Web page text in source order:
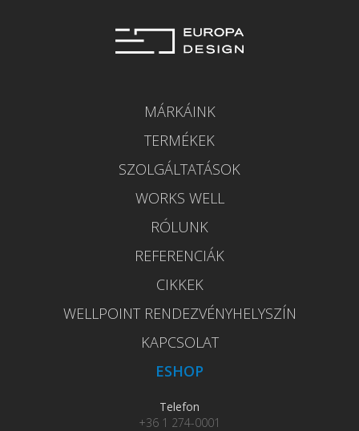
MÁRKÁINK
TERMÉKEK
SZOLGÁLTATÁSOK
WORKS WELL
RÓLUNK
REFERENCIÁK
CIKKEK
WELLPOINT RENDEZVÉNYHELYSZÍN
KAPCSOLAT
ESHOP
Telefon
+36 1 274-0001